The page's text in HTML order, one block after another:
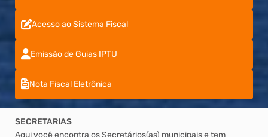
Acesso ao Sistema Fiscal
Emissão de Guias IPTU
Nota Fiscal Eletrônica
SECRETARIAS
Aqui você encontra os Secretários(as) municipais e tem